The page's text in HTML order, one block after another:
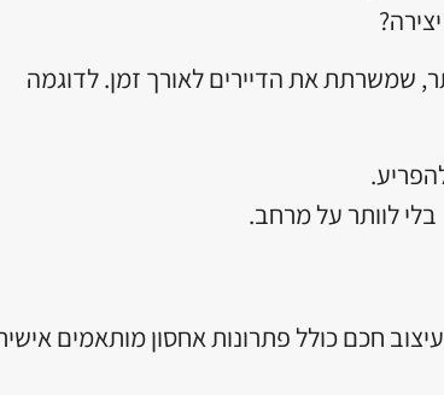
שמשרתת את הדיירים לאורך זמן. לדוגמה
לוותר על מרחב.
חכם כולל פתרונות אחסון מותאמים